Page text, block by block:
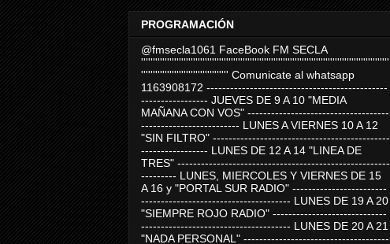
PROGRAMACIÓN
@fmsecla1061 FaceBook FM SECLA
'''''''''''''''''''''''''''''''''''''''''''''''''''''''''''''''''''''''''''''''''''''''''''''''''''''''''
''''''''''''''''''''''''''''''''''''' Comunicate al whatsapp
1163908172 ----------------------------------------------
----------------- JUEVES DE 9 A 10 "MEDIA
MAÑANA CON VOS" ------------------------------------
------------------------- LUNES A VIERNES 10 A 12
"SIN FILTRO" ---------------------------------------------
----------------- LUNES DE 12 A 14 "LINEA DE
TRES" ------------------------------------------------------
--------- LUNES, MIERCOLES Y VIERNES DE 15
A 16 y "PORTAL SUR RADIO" ------------------------
-------------------------------------- LUNES DE 19 A 20
"SIEMPRE ROJO RADIO" -----------------------------
-------------------------------------- LUNES DE 20 A 21
"NADA PERSONAL" -------------------------------------